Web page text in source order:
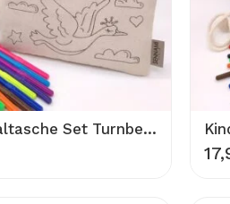
Kinder Ausmaltasche Set Turnbeutel Einhorn und Etui Tasche eleganter Vogel 100% Baumwolle Waschbar Rucksack 33×40 cm Stifttasche 20×13 cm zum Ausmalen Bemalen